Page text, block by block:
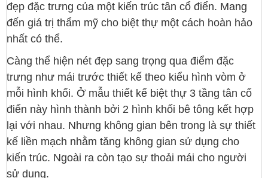
đẹp đặc trưng của một kiến trúc tân cổ điển. Mang
đến giá trị thẩm mỹ cho biệt thự một cách hoàn hảo
nhất có thể.
Càng thể hiện nét đẹp sang trọng qua điểm đặc
trưng như mái trước thiết kế theo kiểu hình vòm ở
mỗi hình khối. Ở mẫu thiết kế biệt thự 3 tầng tân cổ
điển này hình thành bởi 2 hình khối bê tông kết hợp
lại với nhau. Nhưng không gian bên trong là sự thiết
kế liền mạch nhằm tăng không gian sử dụng cho
kiến trúc. Ngoài ra còn tạo sự thoải mái cho người
sử dụng.